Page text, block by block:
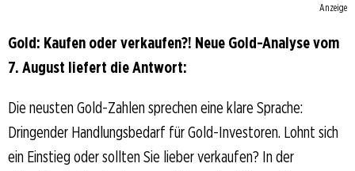
Anzeige
Gold: Kaufen oder verkaufen?! Neue Gold-Analyse vom
7. August liefert die Antwort:
Die neusten Gold-Zahlen sprechen eine klare Sprache:
Dringender Handlungsbedarf für Gold-Investoren. Lohnt sich
ein Einstieg oder sollten Sie lieber verkaufen? In der